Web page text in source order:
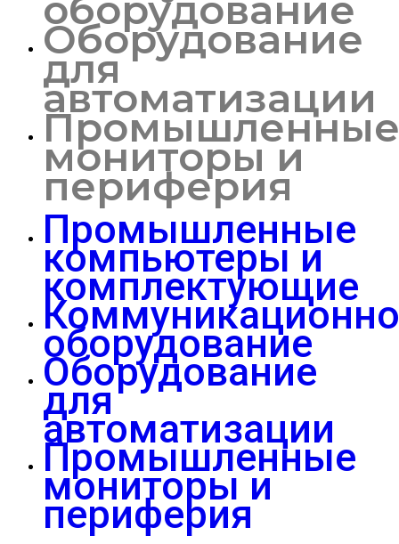
Оборудование
для
автоматизации
Промышленные
мониторы и
периферия
Промышленные
компьютеры и
комплектующие
оборудование
Оборудование
для
автоматизации
Промышленные
мониторы и
периферия